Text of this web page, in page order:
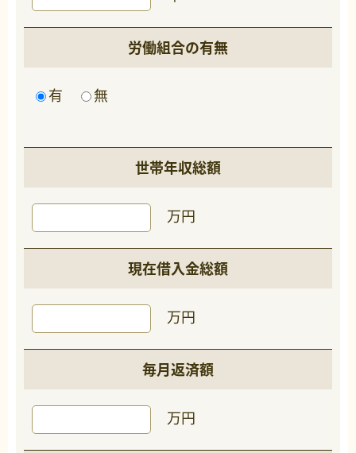
労働組合の有無
有 無
世帯年収総額
万円
現在借入金総額
万円
毎月返済額
万円